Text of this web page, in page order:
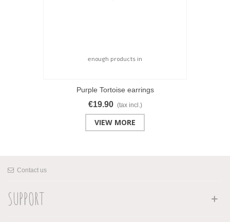
Purple Tortoise earrings
€19.90 (tax incl.)
VIEW MORE
Contact us
SUPPORT